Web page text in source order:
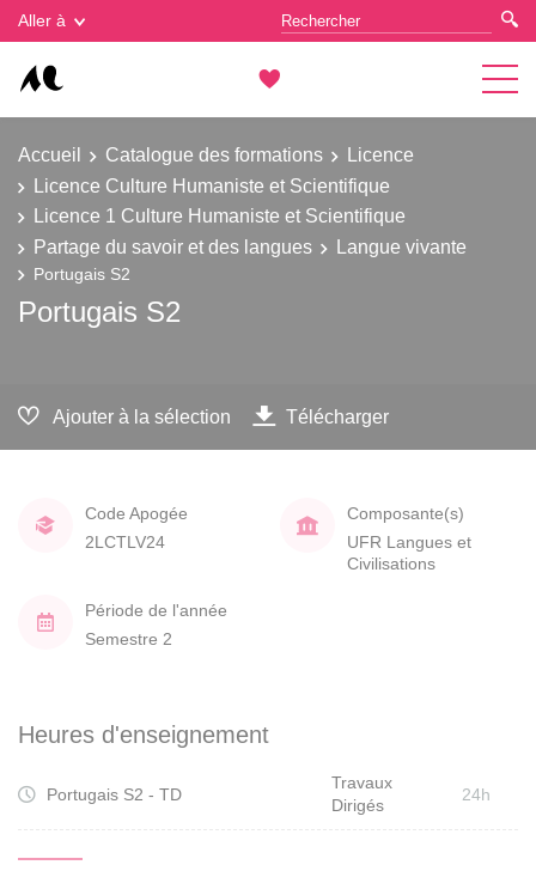
Aller à
Accueil Catalogue des formations
Licence
Licence Culture Humaniste et Scientifique
Licence 1 Culture Humaniste et Scientifique
Partage du savoir et des langues
Langue vivante
Portugais S2
Portugais S2
Ajouter à la sélection Télécharger
Code Apogée
2LCTLV24
Composante(s)
UFR Langues et
Civilisations
Période de l'année
Semestre 2
Heures d'enseignement
Portugais S2 - TD
Travaux
Dirigés
24h
Gestion des cookies